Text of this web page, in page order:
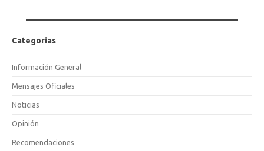
Categorias
Información General
Mensajes Oficiales
Noticias
Opinión
Recomendaciones